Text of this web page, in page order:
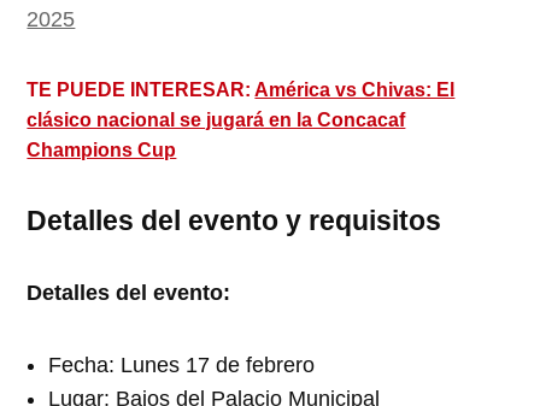
2025
TE PUEDE INTERESAR:América vs Chivas: El
clásico nacional se jugará en la Concacaf
Champions Cup
Detalles del evento y requisitos
Detalles del evento:
Fecha: Lunes 17 de febrero
Lugar: Bajos del Palacio Municipal